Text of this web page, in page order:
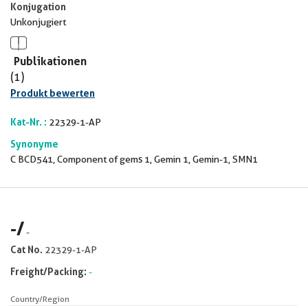
Konjugation
Unkonjugiert
Publikationen
(1)
Produkt bewerten
Kat-Nr. : 22329-1-AP
Synonyme
C BCD541, Component of gems 1, Gemin 1, Gemin-1, SMN1
-/-
Cat No. 22329-1-AP
Freight/Packing: -
Country/Region